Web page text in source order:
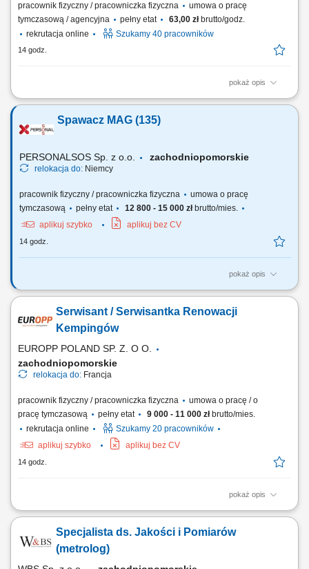
pracownik fizyczny / pracowniczka fizyczna
umowa o pracę
tymczasową / agencyjna
pełny etat 63,00 złbrutto/godz.
rekrutacja online
Szukamy 40 pracowników
14 godz.
pokaż opis
Zakres obowiązków ręczny zbiór jabłek i gruszek w sadach, praca z
selekcja zebranych owoców, układanie owoców w skrzynkach zgodnie
z wytycznymi. Wymagania gotowość do wyjazdu na okres 3–6 tygodni
Spawacz MAG (135)
PERSONALSOS Sp. z o.o. zachodniopomorskie
relokacja do: Niemcy
pracownik fizyczny / pracowniczka fizyczna
umowa o pracę
tymczasową
pełny etat 12 800 - 15 000 złbrutto/mies.
aplikuj szybko
aplikuj bez CV
14 godz.
pokaż opis
Zadania: Spawanie metodą MAG 135 (drut lity w osłonie gazu
dokumentacją techniczną; Dbanie o jakość wykonywanych spoin;
Serwisant / Serwisantka Renowacji
Kempingów
EUROPP POLAND SP. Z. O O.
zachodniopomorskie
relokacja do: Francja
pracownik fizyczny / pracowniczka fizyczna
umowa o pracę / o
pracę tymczasową
pełny etat 9 000 - 11 000 złbrutto/mies.
rekrutacja online
Szukamy 20 pracowników
aplikuj szybko
aplikuj bez CV
14 godz.
pokaż opis
Realizować prace remontowe w domkach kempingowych zgodnie z
narożne oraz systemy prysznicowe; Kłaść linoleum, wykładziny
podłogowe oraz wymieniać punkty świetlne i kontakty;
Specjalista ds. Jakości i Pomiarów
(metrolog)